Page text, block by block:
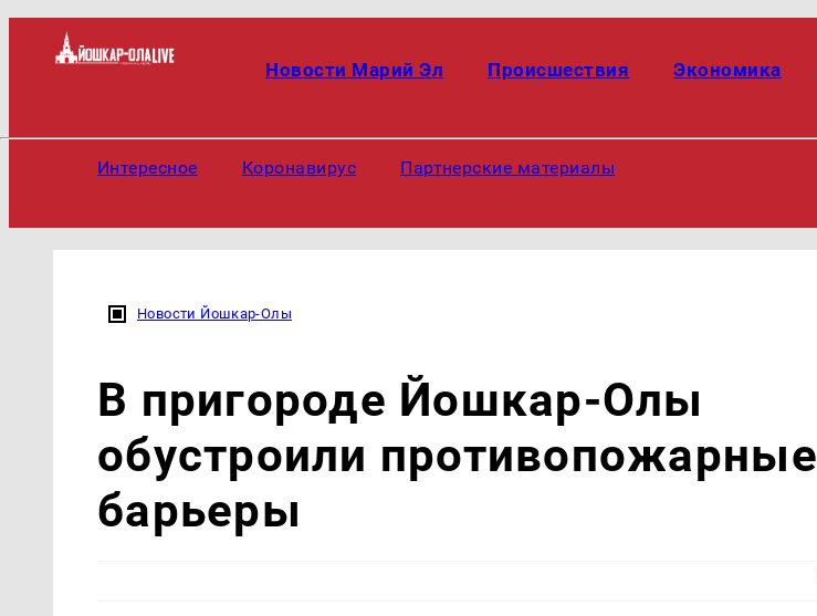
Новости Марий Эл Происшествия Экономика
Интересное Коронавирус Партнерские материалы
Новости Йошкар-Олы
В пригороде Йошкар-Олы
обустроили противопожарные
барьеры